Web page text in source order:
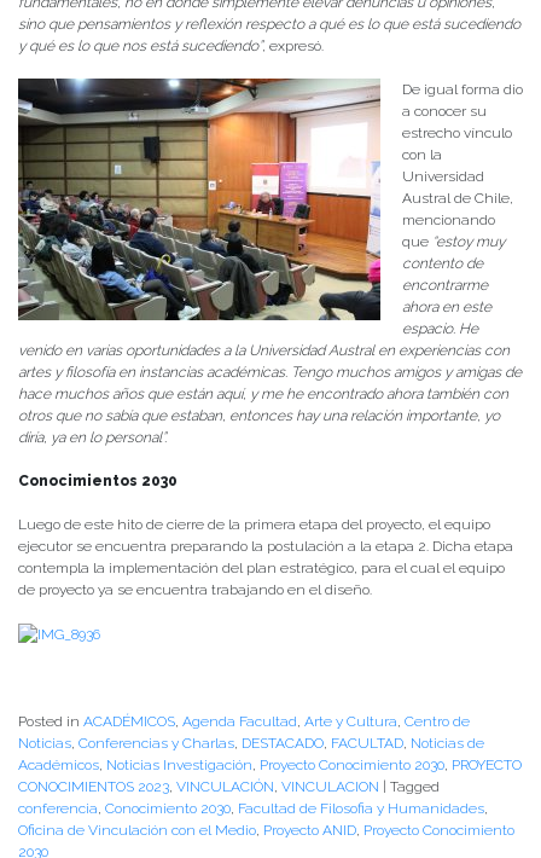
sino que pensamientos y reflexión respecto a qué es lo que está sucediendo
y qué es lo que nos está sucediendo”, expresó.
De igual forma dio
a conocer su
estrecho vínculo
con la
Universidad
Austral de Chile,
mencionando
que “estoy muy
contento de
encontrarme
ahora en este
espacio. He
venido en varias oportunidades a la Universidad Austral en experiencias con
artes y filosofía en instancias académicas. Tengo muchos amigos y amigas de
hace muchos años que están aquí, y me he encontrado ahora también con
otros que no sabía que estaban, entonces hay una relación importante, yo
diría, ya en lo personal”.
Conocimientos 2030
Luego de este hito de cierre de la primera etapa del proyecto, el equipo
ejecutor se encuentra preparando la postulación a la etapa 2. Dicha etapa
contempla la implementación del plan estratégico, para el cual el equipo
de proyecto ya se encuentra trabajando en el diseño.
Posted in ACADÉMICOS, Agenda Facultad, Arte y Cultura, Centro de
Noticias, Conferencias y Charlas, DESTACADO, FACULTAD, Noticias de
Académicos, Noticias Investigación, Proyecto Conocimiento 2030, PROYECTO
CONOCIMIENTOS 2023, VINCULACIÓN, VINCULACION
Tagged
conferencia, Conocimiento 2030, Facultad de Filosofia y Humanidades,
Oficina de Vinculación con el Medio, Proyecto ANID, Proyecto Conocimiento
2030